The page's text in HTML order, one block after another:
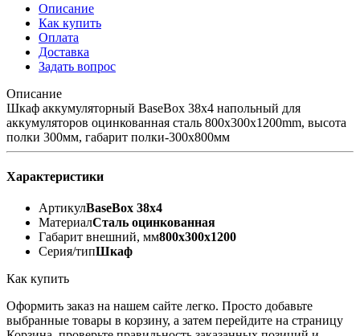
Описание
Как купить
Оплата
Доставка
Задать вопрос
Описание
Шкаф аккумуляторный BaseBox 38x4 напольный для
аккумуляторов оцинкованная сталь 800х300х1200mm, высота
полки 300мм, габарит полки-300x800мм
Характеристики
АртикулBaseBox 38x4
МатериалСталь оцинкованная
Габарит внешний, мм800х300х1200
Серия/типШкаф
Как купить
Оформить заказ на нашем сайте легко. Просто добавьте
выбранные товары в корзину, а затем перейдите на страницу